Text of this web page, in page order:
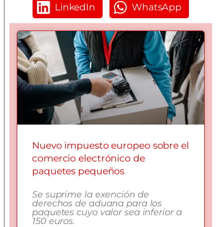
LinkedIn WhatsApp
Nuevo impuesto europeo sobre el
comercio electrónico de
paquetes pequeños
Se suprime la exención de
derechos de aduana para los
paquetes cuyo valor sea inferior a
150 euros.